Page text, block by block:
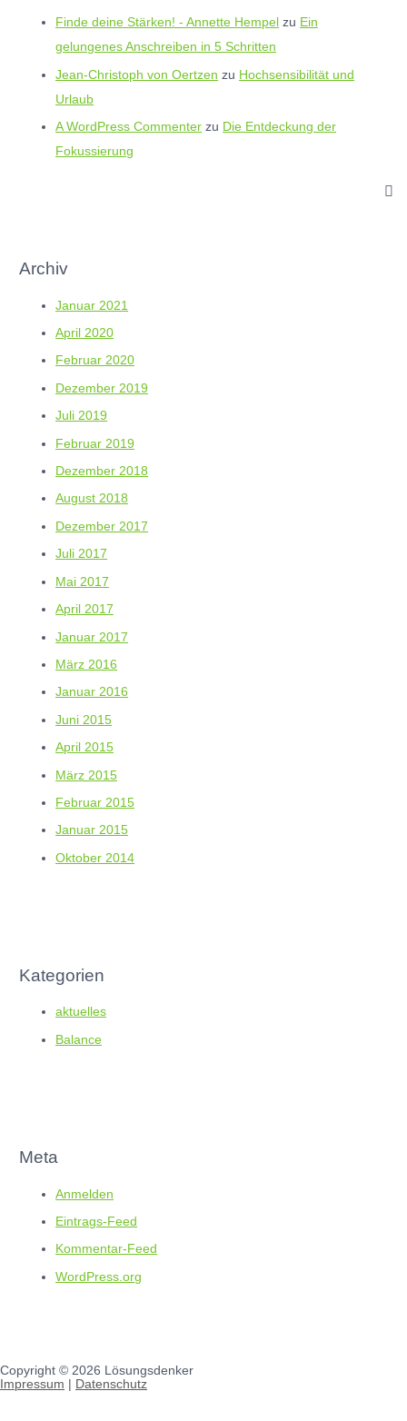
Finde deine Stärken! - Annette Hempel zu Ein
gelungenes Anschreiben in 5 Schritten
Jean-Christoph von Oertzen zu Hochsensibilität und
Urlaub
A WordPress Commenter zu Die Entdeckung der
Fokussierung
Archiv
Januar 2021
April 2020
Februar 2020
Dezember 2019
Juli 2019
Februar 2019
Dezember 2018
August 2018
Dezember 2017
Juli 2017
Mai 2017
April 2017
Januar 2017
März 2016
Januar 2016
Juni 2015
April 2015
März 2015
Februar 2015
Januar 2015
Oktober 2014
Kategorien
aktuelles
Balance
Meta
Anmelden
Eintrags-Feed
Kommentar-Feed
WordPress.org
Copyright © 2026
Lösungsdenker
Impressum
Datenschutz